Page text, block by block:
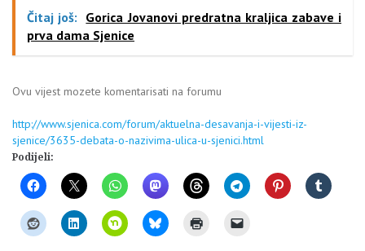
Čitaj još: Gorica Jovanovi predratna kraljica zabave i
prva dama Sjenice
Ovu vijest mozete komentarisati na forumu
http://www.sjenica.com/forum/aktuelna-desavanja-i-vijesti-iz-
sjenice/3635-debata-o-nazivima-ulica-u-sjenici.html
Podijeli: